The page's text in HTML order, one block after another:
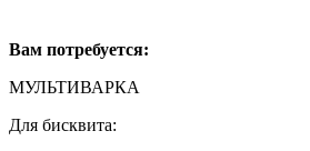
Вам потребуется:
МУЛЬТИВАРКА
Для бисквита: